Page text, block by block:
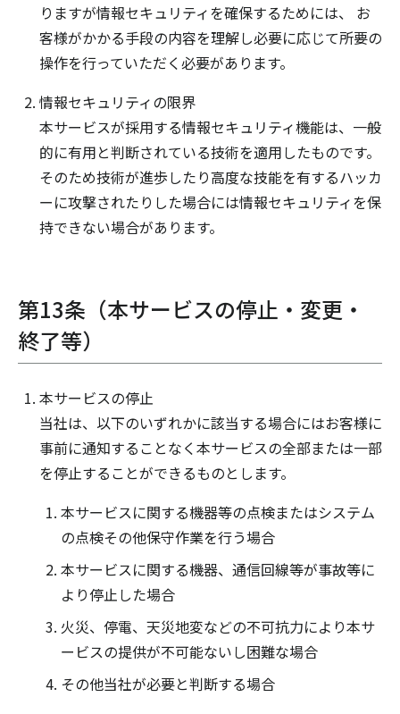
りますが情報セキュリティを確保するためには、 お
客様がかかる手段の内容を理解し必要に応じて所要の
操作を行っていただく必要があります。
情報セキュリティの限界
本サービスが採用する情報セキュリティ機能は、一般
的に有用と判断されている技術を適用したものです。
そのため技術が進歩したり高度な技能を有するハッカ
ーに攻撃されたりした場合には情報セキュリティを保
持できない場合があります。
第13条（本サービスの停止・変更・
終了等）
本サービスの停止
当社は、以下のいずれかに該当する場合にはお客様に
事前に通知することなく本サービスの全部または一部
を停止することができるものとします。
本サービスに関する機器等の点検またはシステム
の点検その他保守作業を行う場合
本サービスに関する機器、通信回線等が事故等に
より停止した場合
火災、停電、天災地変などの不可抗力により本サ
ービスの提供が不可能ないし困難な場合
その他当社が必要と判断する場合